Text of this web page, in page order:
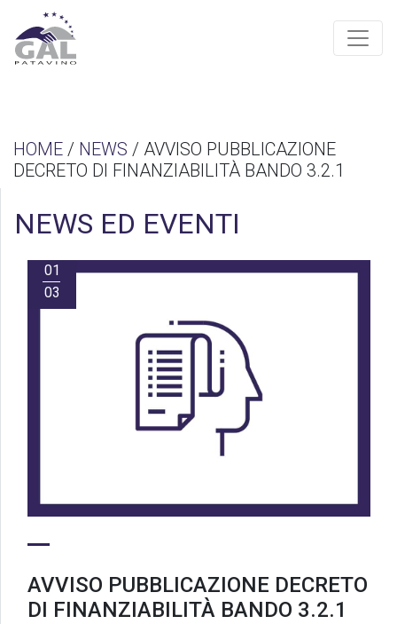
HOME / NEWS / AVVISO PUBBLICAZIONE
DECRETO DI FINANZIABILITÀ BANDO 3.2.1
NEWS ED EVENTI
01
03
AVVISO PUBBLICAZIONE DECRETO
DI FINANZIABILITÀ BANDO 3.2.1